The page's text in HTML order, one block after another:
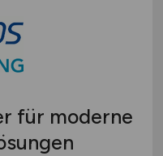
für moderne